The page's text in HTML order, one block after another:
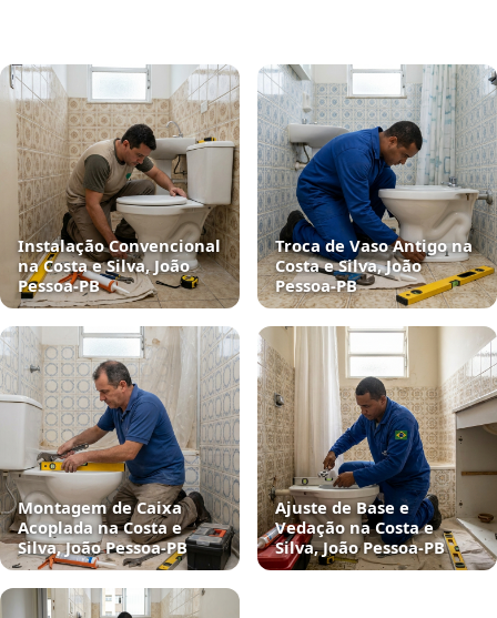
Instalação Convencional
na Costa e Silva, João
Pessoa‑PB
Troca de Vaso Antigo na
Costa e Silva, João
Pessoa‑PB
Montagem de Caixa
Acoplada na Costa e
Silva, João Pessoa‑PB
Ajuste de Base e
Vedação na Costa e
Silva, João Pessoa‑PB